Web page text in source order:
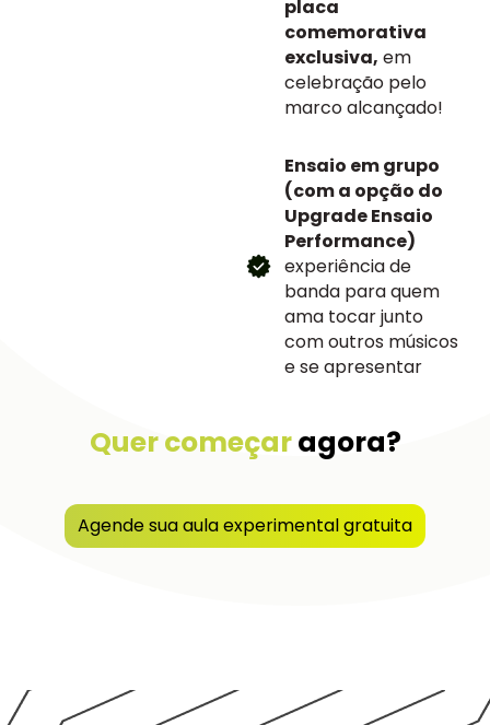
placa
comemorativa
exclusiva, em
celebração pelo
marco alcançado!
Ensaio em grupo
(com a opção do
Upgrade Ensaio
Performance)
experiência de
banda para quem
ama tocar junto
com outros músicos
e se apresentar
Quer começaragora?
Agende sua aula experimental gratuita